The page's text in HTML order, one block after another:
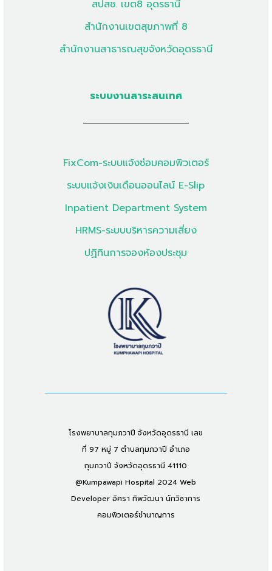
สปสช. เขต8 อุดรธานี
สำนักงานเขตสุขภาพที่ 8
สำนักงานสาธารณสุขจังหวัดอุดรธานี
ระบบงานสาระสนเทศ
FixCom-ระบบแจ้งซ่อมคอมพิวเตอร์
ระบบแจ้งเงินเดือนออนไลน์ E-Slip
Inpatient Department System
HRMS-ระบบบริหารความเสี่ยง
ปฏิทินการจองห้องประชุม
โรงพยาบาลกุมภวาปี จังหวัดอุดรธานี เลข
ที่ 97 หมู่ 7 ตำบลกุมภวาปี อำเภอ
กุมภวาปี จังหวัดอุดรธานี 41110
@Kumpawapi Hospital 2024 Web
Developer อิศรา ทิพวัฒนา นักวิชาการ
คอมพิวเตอร์ชำนาญการ